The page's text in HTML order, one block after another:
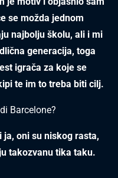
se možda jednom
najbolju školu, ali i mi
generacija, toga
igrača za koje se
te im to treba biti cilj.
Barcelone?
oni su niskog rasta,
takozvanu tika taku.